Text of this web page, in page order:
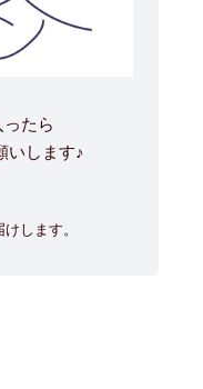
たら
いします♪
します。